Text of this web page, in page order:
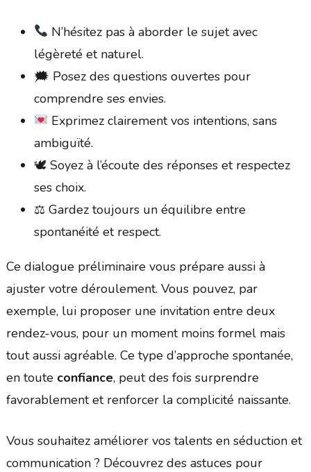
N’hésitez pas à aborder le sujet avec
légèreté et naturel.
🗯 Posez des questions ouvertes pour
comprendre ses envies.
Exprimez clairement vos intentions, sans
ambiguïté.
🕊 Soyez à l’écoute des réponses et respectez
ses choix.
⚖ Gardez toujours un équilibre entre
spontanéité et respect.
Ce dialogue préliminaire vous prépare aussi à
ajuster votre déroule­ment. Vous pouvez, par
exemple, lui proposer une invitation entre deux
rendez-vous, pour un moment moins formel mais
tout aussi agréable. Ce type d’approche spontanée,
en toute confiance, peut des fois surprendre
favorablement et renforcer la complicité naissante.
Vous souhaitez améliorer vos talents en séduction et
communication ? Découvrez des astuces pour